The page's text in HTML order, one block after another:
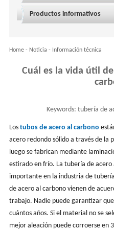
Productos informativos
Home- Noticia - Información técnica
Cuál es la vida útil
Keywords: tubería de
Los tubos de acero al carbono
acero redondo sólido a través de la
luego se fabrican mediante
estirado en frío. La tubería de acero
importante en la industria de
de acero al carbono vienen de
trabajo. Nadie puede garantizar
cuántos años. Si el material no se
mejor aleación puede corroerse en